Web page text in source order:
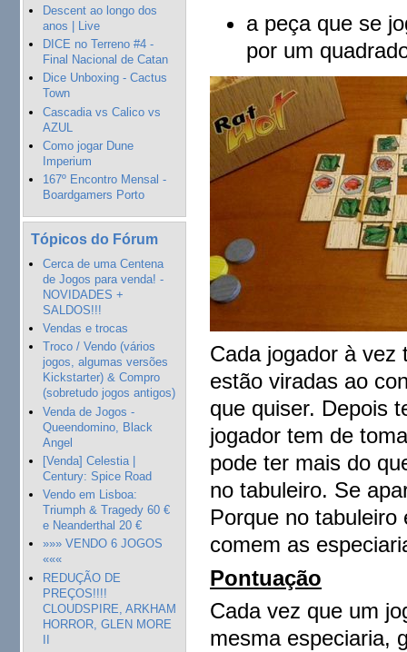
Descent ao longo dos
anos | Live
DICE no Terreno #4 -
Final Nacional de Catan
Dice Unboxing - Cactus
Town
Cascadia vs Calico vs
AZUL
Como jogar Dune
Imperium
167º Encontro Mensal -
Boardgamers Porto
Tópicos do Fórum
Cerca de uma Centena
de Jogos para venda! -
NOVIDADES +
SALDOS!!!
Vendas e trocas
Troco / Vendo (vários
jogos, algumas versões
Kickstarter) & Compro
(sobretudo jogos antigos)
Venda de Jogos -
Queendomino, Black
Angel
[Venda] Celestia |
Century: Spice Road
Vendo em Lisboa:
Triumph & Tragedy 60 €
e Neanderthal 20 €
»»» VENDO 6 JOGOS
«««
REDUÇÃO DE
PREÇOS!!!!
CLOUDSPIRE, ARKHAM
HORROR, GLEN MORE
II
a peça que se
por um
Cada jogador à vez
estão viradas ao
que quiser. Depois
jogador tem de
pode ter mais do
no tabuleiro. Se
Porque no
comem as
Pontuação
Cada vez que um
mesma especiaria,